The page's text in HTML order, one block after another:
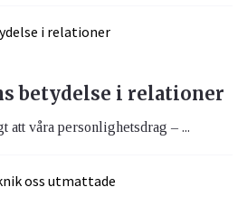
betydelse i relationer
att våra personlighetsdrag – ...